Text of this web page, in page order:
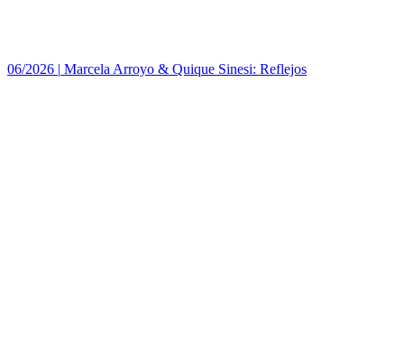
06/2026 | Marcela Arroyo & Quique Sinesi: Reflejos